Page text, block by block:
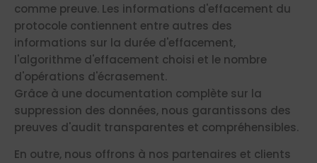
comme preuve. Les informations d'effacement du
protocole contiennent entre autres des
informations sur la durée d'effacement,
l'algorithme d'effacement choisi et le nombre
d'opérations d'écrasement.
Grâce à une documentation complète sur la
suppression des données, nous garantissons des
preuves d'audit transparentes et compréhensibles.
En outre, nous offrons à nos partenaires et clients